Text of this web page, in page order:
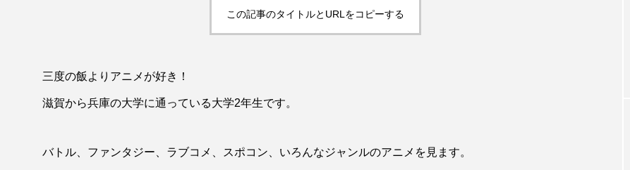
この記事のタイトルとURLをコピーする
三度の飯よりアニメが好き！
滋賀から兵庫の大学に通っている大学2年生です。
バトル、ファンタジー、ラブコメ、スポコン、いろんなジャンルのアニメを見ます。